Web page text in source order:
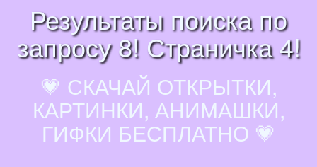
Результаты поиска по
запросу 8! Страничка 4!
💗 СКАЧАЙ ОТКРЫТКИ,
КАРТИНКИ, АНИМАШКИ,
ГИФКИ БЕСПЛАТНО 💗